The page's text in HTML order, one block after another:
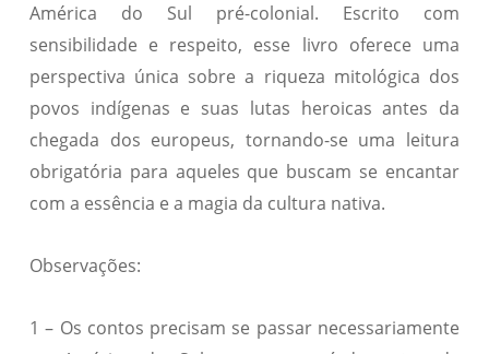
América do Sul pré-colonial. Escrito com
sensibilidade e respeito, esse livro oferece uma
perspectiva única sobre a riqueza mitológica dos
povos indígenas e suas lutas heroicas antes da
chegada dos europeus, tornando-se uma leitura
obrigatória para aqueles que buscam se encantar
com a essência e a magia da cultura nativa.
Observações:
1 – Os contos precisam se passar necessariamente